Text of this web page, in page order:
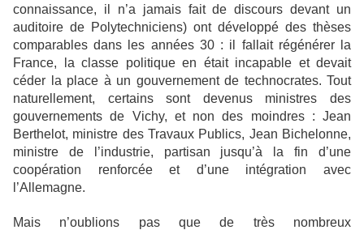
connaissance, il n’a jamais fait de discours devant un
auditoire de Polytechniciens) ont développé des thèses
comparables dans les années 30 : il fallait régénérer la
France, la classe politique en était incapable et devait
céder la place à un gouvernement de technocrates. Tout
naturellement, certains sont devenus ministres des
gouvernements de Vichy, et non des moindres : Jean
Berthelot, ministre des Travaux Publics, Jean Bichelonne,
ministre de l’industrie, partisan jusqu’à la fin d’une
coopération renforcée et d’une intégration avec
l’Allemagne.
Mais n’oublions pas que de très nombreux